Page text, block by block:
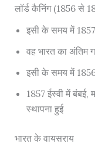
लॉर्ड कैनिंग (1856 से
इसी के समय में
वह भारत का अंतिम
इसी के समय में 1856
1857 ईस्वी में बंबई,
स्थापना हुई
भारत के वायसराय